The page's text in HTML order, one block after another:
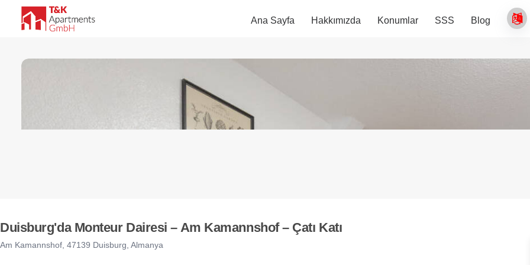
Ana Sayfa Hakkımızda Konumlar SSS Blog
Duisburg'da Monteur Dairesi – Am Kamannshof – Çatı Katı
Am Kamannshof, 47139 Duisburg, Almanya